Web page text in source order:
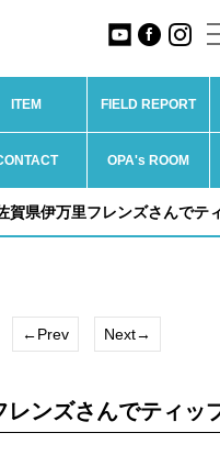
ITEM FIELD REPORT
OPA's ROOM
賀県伊万里フレンズさんでテ
←Prev Next→
レンズさんでティッ